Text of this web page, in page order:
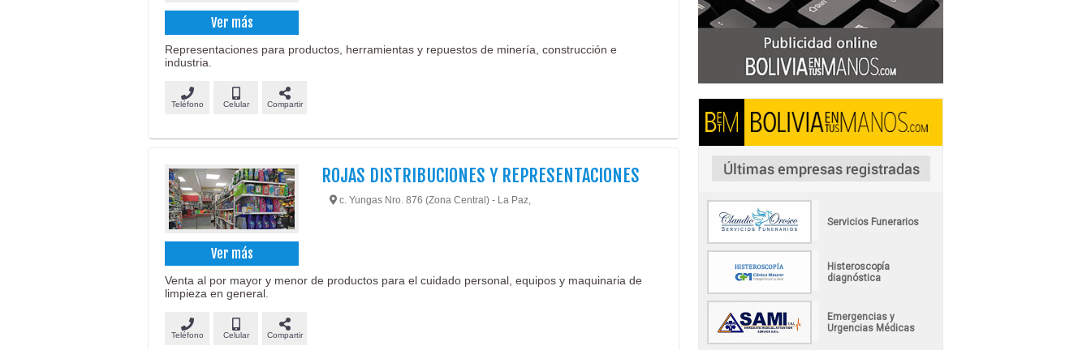
Ver más
Representaciones para productos, herramientas y repuestos de minería, construcción e
industria.
Teléfono Celular Compartir
Ver más
ROJAS DISTRIBUCIONES Y REPRESENTACIONES
c. Yungas Nro. 876 (Zona Central) - La Paz,
Venta al por mayor y menor de productos para el cuidado personal, equipos y maquinaria de
limpieza en general.
Teléfono Celular Compartir
Servicios Funerarios
Histeroscopía
diagnóstica
Emergencias y
Urgencias Médicas